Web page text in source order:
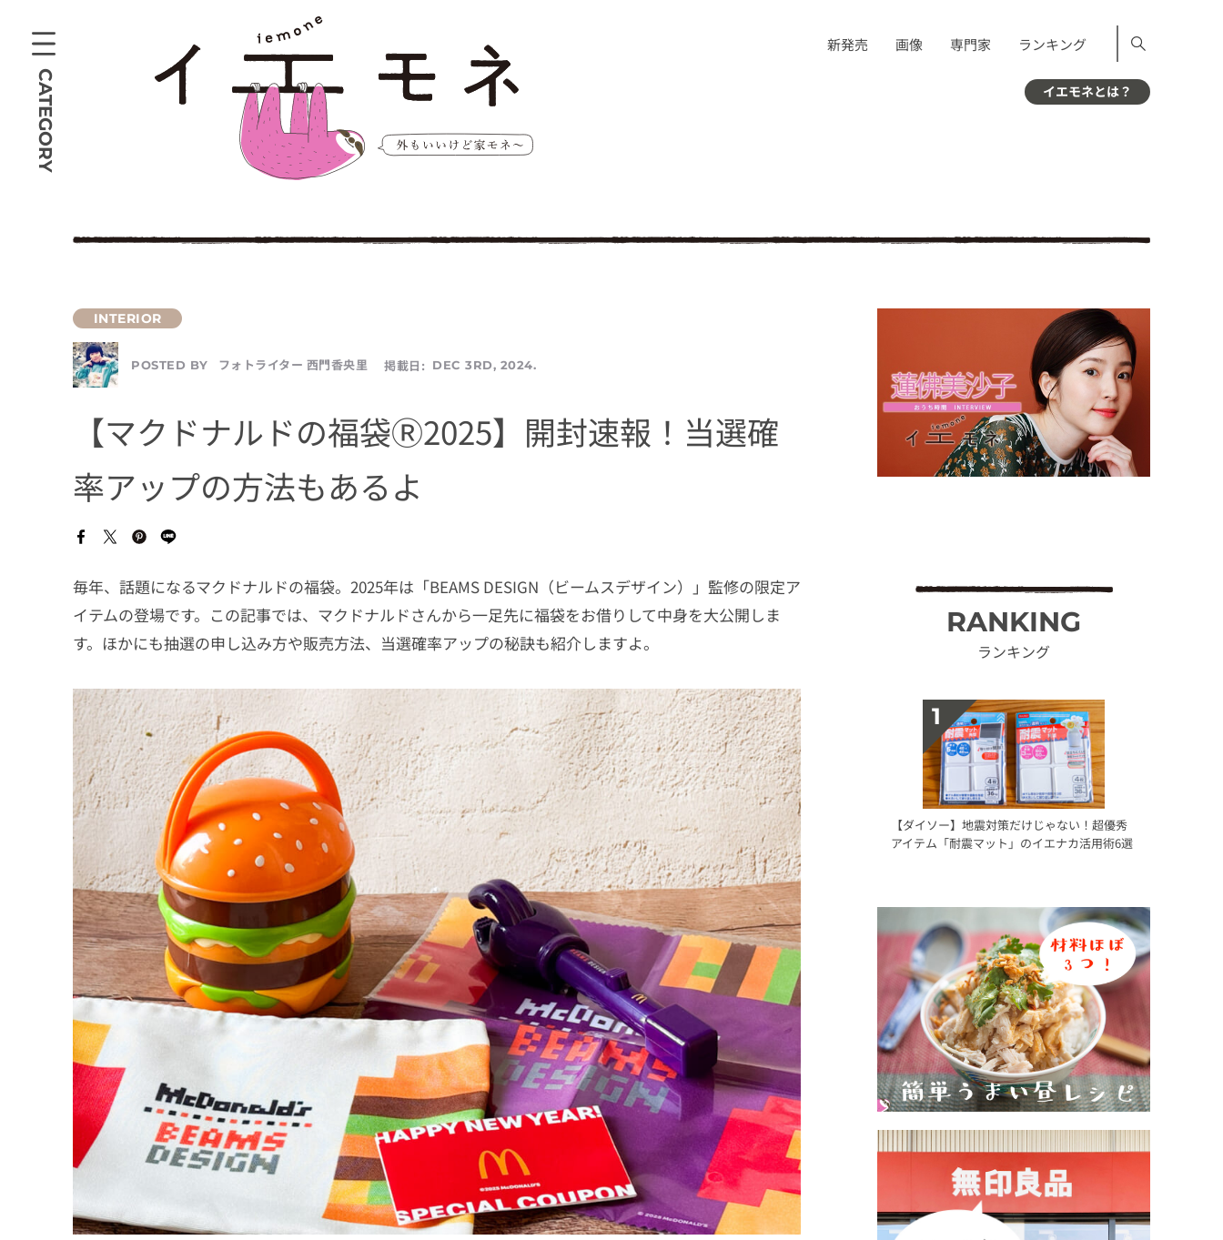
CATEGORY
新発売 画像 専門家 ランキング
イエモネとは？
POSTED BY フォトライター 西門香央里 掲載日: DEC 3RD, 2024.
【マクドナルドの福袋Ⓡ2025】開封速報！当選確
率アップの方法もあるよ
毎年、話題になるマクドナルドの福袋。2025年は「BEAMS DESIGN（ビームスデザイン）」監修の限定ア
イテムの登場です。この記事では、マクドナルドさんから一足先に福袋をお借りして中身を大公開しま
す。ほかにも抽選の申し込み方や販売方法、当選確率アップの秘訣も紹介しますよ。
RANKING
ランキング
【ダイソー】地震対策だけじゃない！超優秀
アイテム「耐震マット」のイエナカ活用術6選